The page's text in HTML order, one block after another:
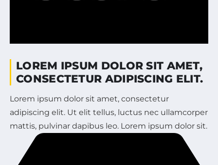
LOREM IPSUM DOLOR SIT AMET,
CONSECTETUR ADIPISCING ELIT.
Lorem ipsum dolor sit amet, consectetur
adipiscing elit. Ut elit tellus, luctus nec ullamcorper
mattis, pulvinar dapibus leo. Lorem ipsum dolor sit.